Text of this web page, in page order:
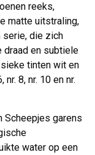
reeks,
matte uitstraling,
serie, die zich
draad en subtiele
tinten wit en
8, nr. 10 en nr.
Scheepjes garens
water op een